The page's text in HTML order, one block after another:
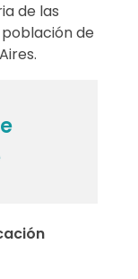
de las
de